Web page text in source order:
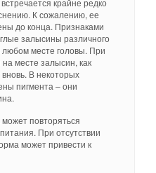
крайне редко
К сожалению, ее
до конца. Признаками
залысины различного
месте головы. При
месте залысин, как
В некоторых
пигмента – они
повторяться
При отсутствии
может привести к